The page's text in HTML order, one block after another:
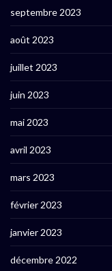
septembre 2023
août 2023
juillet 2023
juin 2023
mai 2023
avril 2023
mars 2023
février 2023
janvier 2023
décembre 2022